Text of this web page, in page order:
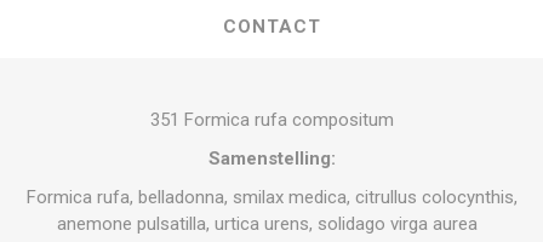
CONTACT
351 Formica rufa compositum
Samenstelling:
Formica rufa, belladonna, smilax medica, citrullus colocynthis,
anemone pulsatilla, urtica urens, solidago virga aurea